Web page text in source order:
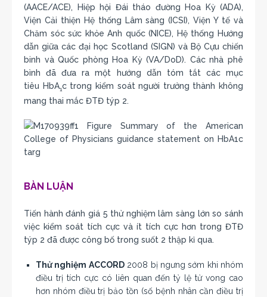
(AACE/ACE), Hiệp hội Đái tháo đường Hoa Kỳ (ADA),
Viện Cải thiện Hệ thống Lâm sàng (ICSI), Viện Y tế và
Chăm sóc sức khỏe Anh quốc (NICE), Hệ thống Hướng
dẫn giữa các đại học Scotland (SIGN) và Bộ Cựu chiến
binh và Quốc phòng Hoa Kỳ (VA/DoD). Các nhà phê
bình đã đưa ra một hướng dẫn tóm tắt các mục
tiêu HbA1c trong kiểm soát người trưởng thành không
mang thai mắc ĐTĐ týp 2.
BÀN LUẬN
Tiến hành đánh giá 5 thử nghiệm lâm sàng lớn so sánh
việc kiểm soát tích cực và ít tích cực hơn trong ĐTĐ
týp 2 đã được công bố trong suốt 2 thập kỉ qua.
Thử nghiệm ACCORD2008 bị ngưng sớm khi nhóm
điều trị tích cực có liên quan đến tỷ lệ tử vong cao
hơn nhóm điều trị bảo tồn (số bệnh nhân cần điều trị